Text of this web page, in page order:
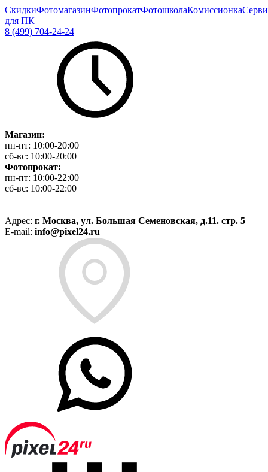
СкидкиФотомагазинФотопрокатФотошколаКомиссионка
для ПК
8 (499) 704-24-24
Магазин:
пн-пт: 10:00-20:00
сб-вс: 10:00-20:00
Фотопрокат:
пн-пт: 10:00-22:00
сб-вс: 10:00-22:00
Адрес: г. Москва, ул. Большая Семеновская, д.11. стр. 5
E-mail: info@pixel24.ru